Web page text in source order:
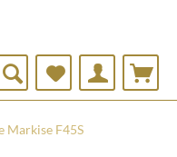
Markise F45S